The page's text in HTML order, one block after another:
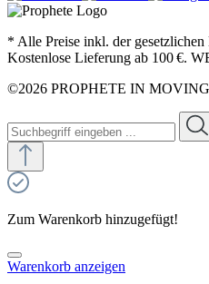
* Alle Preise inkl. der
Kostenlose Lieferung ab 100 €.
©2026 PROPHETE IN
Zum Warenkorb hinzugefügt!
Warenkorb anzeigen